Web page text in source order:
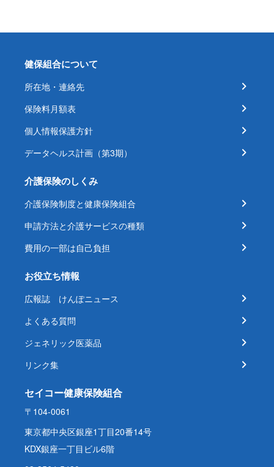
健保組合について
所在地・連絡先
保険料月額表
個人情報保護方針
データヘルス計画（第3期）
介護保険のしくみ
介護保険制度と健康保険組合
申請方法と介護サービスの種類
費用の一部は自己負担
お役立ち情報
広報誌 けんぽニュース
よくある質問
ジェネリック医薬品
リンク集
セイコー健康保険組合
〒104-0061
東京都中央区銀座1丁目20番14号
KDX銀座一丁目ビル6階